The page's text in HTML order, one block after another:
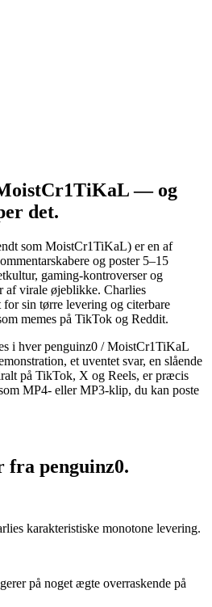
— og
det.
som MoistCr1TiKaL) er en af
og poster 5–15
gaming-kontroverser og
af virale øjeblikke. Charlies
sin tørre levering og citerbare
memes på TikTok og Reddit.
i hver penguinz0 / MoistCr1TiKaL
et uventet svar, en slående
på TikTok, X og Reels, er præcis
MP4- eller MP3-klip, du kan poste
fra penguinz0.
karakteristiske monotone levering.
på noget ægte overraskende på